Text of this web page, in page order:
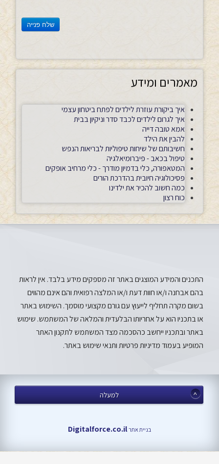
מאמרים ומידע
איך ביקורת עוזרת לילדים לפתח ביטחון עצמי
איך לגרום לילדים לכבד סדר וניקיון בבית
אמא טובה דייה
להבין את הילד
חשיבותם של שיחות טיפוליות לבריאות הנפש
טיפול בכאב - פיברומיאלגיה
המטאפורה, כלי בדמיון מודרך - כלי מרחיב אופקים
פסיכולוגיה חיובית בהדרכת הורים
כמה חשוב להכיר את ילדינו
כוח רצון
התכנים והמידע המוצגים באתר זה מספקים מידע בלבד. אין לראות
בהם אבחנה ו/או חוות דעת ו/או המלצה רפואית והם אינם מהווים
בשום מקרה תחליף לייעוץ עם גורם מקצועי מוסמך. השימוש באתר
או בתכניו הוא על אחריותו הבלעדית והמלאה של המשתמש. שימוש
באתר ובתכניו ייחשב כהסכמה מצד המשתמש לתקנון האתר
המופיע בעמוד מדיניות פרטיות ותנאי שימוש באתר.
למעלה
בניית אתר Digitalforce.co.il